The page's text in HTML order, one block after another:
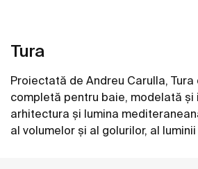
Tura
Proiectată de Andreu Carulla,
completă pentru baie, modelată și
arhitectura și lumina
al volumelor și al golurilor, al